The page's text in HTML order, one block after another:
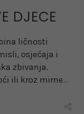
DJECE
ličnosti
osjećaja i
zbivanja.
ili kroz mirne…